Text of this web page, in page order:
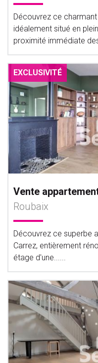
Découvrez ce
idéalement situé en
proximité immédiate
EXCLUSIVITÉ
Vente
Roubaix
Découvrez ce superbe
Carrez, entièrement
étage d'une......